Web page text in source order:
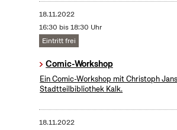
18.11.2022
16:30 bis 18:30 Uhr
Eintritt frei
Comic-Workshop
Ein Comic-Workshop mit Christoph
Stadtteilbibliothek Kalk.
18.11.2022